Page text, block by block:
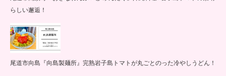
らしい邂逅！
尾道市向島『向島製麺所』完熟岩子島トマトが丸ごとのった冷やしうどん！